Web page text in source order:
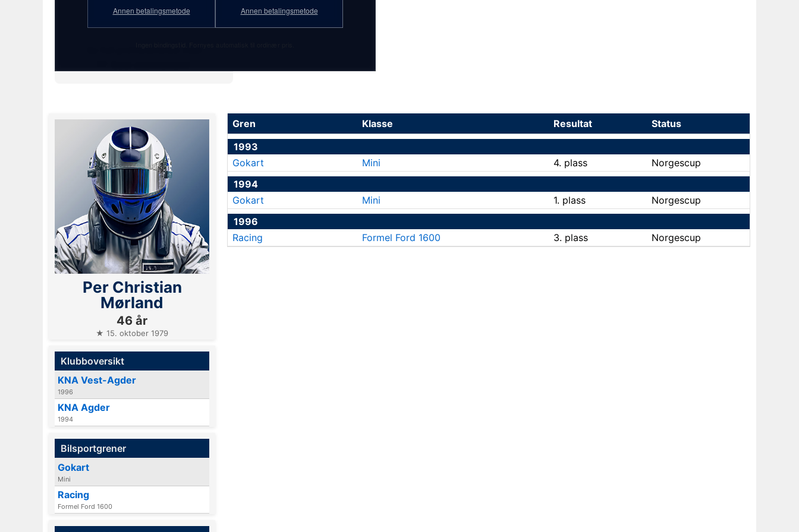
46 år
★ 15. oktober 1979
Annen betalingsmetode Annen betalingsmetode
Per Christian
Mørland
46 år
★ 15. oktober 1979
Klubboversikt
KNA Vest-Agder
1996
KNA Agder
1994
Bilsportgrener
Gokart
Mini
Racing
Formel Ford 1600
Gren Klasse Resultat
Status
1993
Gokart
Mini 4. plass
Norgescup
1994
Gokart
Mini 1. plass
Norgescup
1996
Racing
Formel Ford 1600 3. plass Norgescup